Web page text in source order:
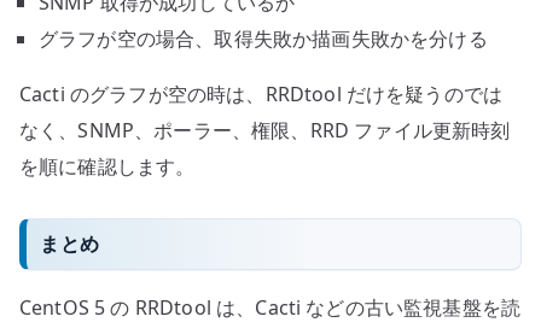
グラフが空の場合、取得失敗か描画失敗かを分ける
Cacti のグラフが空の時は、RRDtool だけを疑うのでは
なく、SNMP、ポーラー、権限、RRD ファイル更新時刻
を順に確認します。
まとめ
CentOS 5 の RRDtool は、Cacti などの古い監視基盤を読